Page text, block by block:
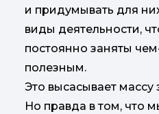
и придумывать для
виды деятельности,
постоянно заняты
полезным.
Это высасывает массу
Но правда в том, что